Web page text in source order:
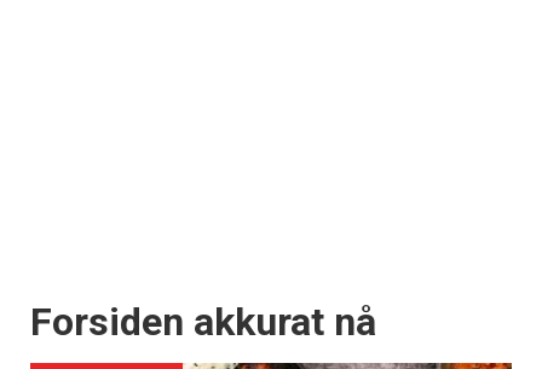
Registrer deg
Forsiden akkurat nå